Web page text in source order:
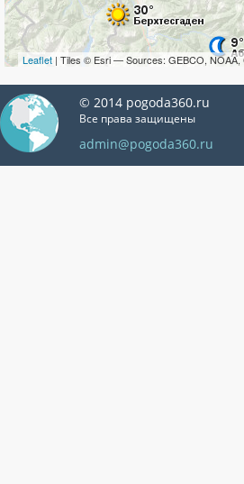
Leaflet | Tiles © Esri — Sources: GEBCO, NOAA,
© 2014 pogoda360.ru
Все права защищены
admin@pogoda360.ru